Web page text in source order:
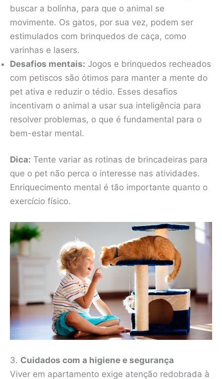
buscar a bolinha, para que o animal se
movimente. Os gatos, por sua vez, podem ser
estimulados com brinquedos de caça, como
varinhas e lasers.
Desafios mentais: Jogos e brinquedos recheados
com petiscos são ótimos para manter a mente do
pet ativa e reduzir o tédio. Esses desafios
incentivam o animal a usar sua inteligência para
resolver problemas, o que é fundamental para o
bem-estar mental.
Dica: Tente variar as rotinas de brincadeiras para
que o pet não perca o interesse nas atividades.
Enriquecimento mental é tão importante quanto o
exercício físico.
3. Cuidados com a higiene e segurança
Viver em apartamento exige atenção redobrada à